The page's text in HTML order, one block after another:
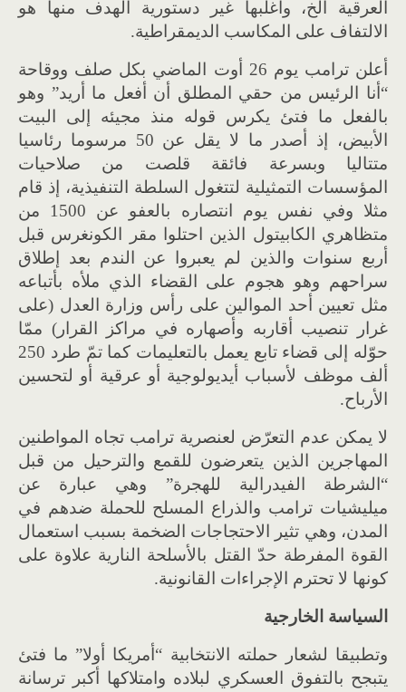
العرقية الخ، وأغلبها غير دستورية الهدف منها هو
الالتفاف على المكاسب الديمقراطية.
أعلن ترامب يوم 26 أوت الماضي بكل صلف ووقاحة
“أنا الرئيس من حقي المطلق أن أفعل ما أريد” وهو
بالفعل ما فتئ يكرس قوله منذ مجيئه إلى البيت
الأبيض، إذ أصدر ما لا يقل عن 50 مرسوما رئاسيا
متتاليا وبسرعة فائقة قلصت من صلاحيات
المؤسسات التمثيلية لتتغول السلطة التنفيذية، إذ قام
مثلا وفي نفس يوم انتصاره بالعفو عن 1500 من
متظاهري الكابيتول الذين احتلوا مقر الكونغرس قبل
أربع سنوات والذين لم يعبروا عن الندم بعد إطلاق
سراحهم وهو هجوم على القضاء الذي ملأه بأتباعه
مثل تعيين أحد الموالين على رأس وزارة العدل (على
غرار تنصيب أقاربه وأصهاره في مراكز القرار) ممّا
حوّله إلى قضاء تابع يعمل بالتعليمات كما تمّ طرد 250
ألف موظف لأسباب أيديولوجية أو عرقية أو لتحسين
الأرباح.
لا يمكن عدم التعرّض لعنصرية ترامب تجاه المواطنين
المهاجرين الذين يتعرضون للقمع والترحيل من قبل
“الشرطة الفيدرالية للهجرة” وهي عبارة عن
ميليشيات ترامب والذراع المسلح للحملة ضدهم في
المدن، وهي تثير الاحتجاجات الضخمة بسبب استعمال
القوة المفرطة حدّ القتل بالأسلحة النارية علاوة على
كونها لا تحترم الإجراءات القانونية.
السياسة الخارجية
وتطبيقا لشعار حملته الانتخابية “أمريكا أولا” ما فتئ
يتبجح بالتفوق العسكري لبلاده وامتلاكها أكبر ترسانة